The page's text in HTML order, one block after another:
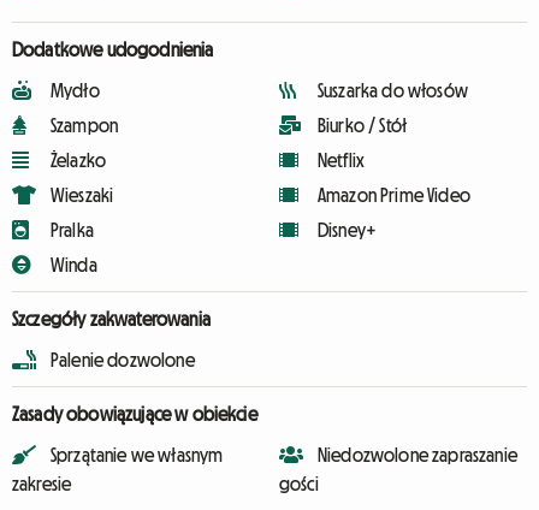
Dodatkowe udogodnienia
Mydło
Szampon
Żelazko
Wieszaki
Pralka
Winda
Suszarka do włosów
Biurko / Stół
Netflix
Amazon Prime Video
Disney+
Szczegóły zakwaterowania
Palenie dozwolone
Zasady obowiązujące w obiekcie
Sprzątanie we własnym
zakresie
Niedozwolone zapraszanie
gości